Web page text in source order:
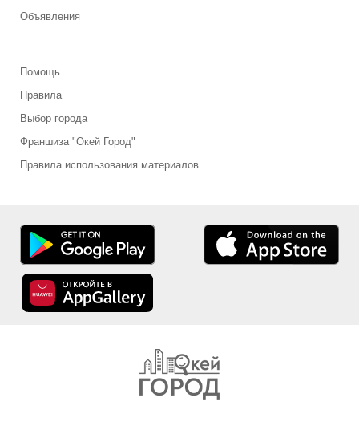
Объявления
Помощь
Правила
Выбор города
Франшиза "Окей Город"
Правила использования материалов